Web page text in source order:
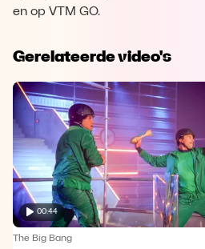
en op VTM GO.
Gerelateerde video's
00:44
The Big Bang